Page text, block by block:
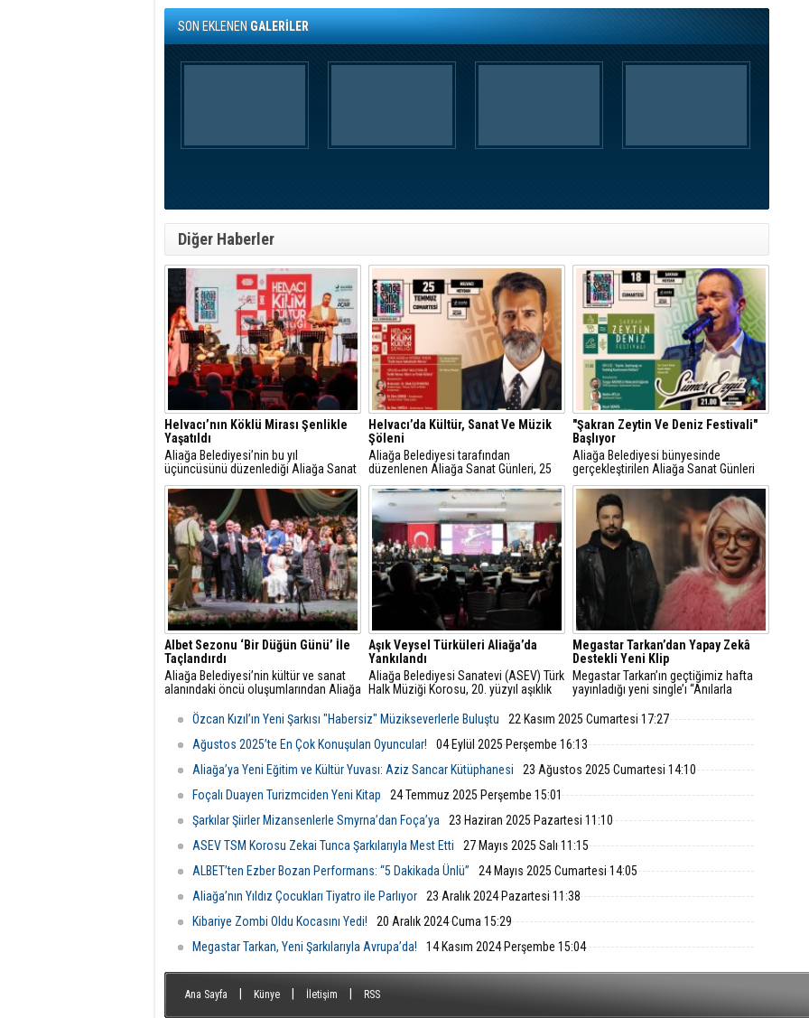
SON EKLENENGALERİLER
Diğer Haberler
Helvacı’nın Köklü Mirası Şenlikle
Yaşatıldı
Aliağa Belediyesi’nin bu yıl
üçüncüsünü düzenlediği Aliağa Sanat
Günleri, Helvacı Kilim ve Kültür Şenliği
ile Helvacı’da renkli bir güne sahne
oldu.
Helvacı’da Kültür, Sanat Ve Müzik
Şöleni
Aliağa Belediyesi tarafından
düzenlenen Aliağa Sanat Günleri, 25
Temmuz Cumartesi günü Helvacı’da
birbirinden renkli etkinliklerle devam
edecek.
"Şakran Zeytin Ve Deniz Festivali"
Başlıyor
Aliağa Belediyesi bünyesinde
gerçekleştirilen Aliağa Sanat Günleri
kapsamında düzenlenen "Şakran
Zeytin ve Deniz Festivali", 18 Temmuz
Cumartesi günü gastronomi, söyleşi,
deniz gösterileri ve konserleri içeren
zengin bir programla vatandaşlarla
buluşuyor.
Albet Sezonu ‘Bir Düğün Günü’ İle
Taçlandırdı
Aliağa Belediyesi’nin kültür ve sanat
alanındaki öncü oluşumlarından Aliağa
Belediyesi Sanatevi (ASEV) yıl sonu
etkinlikleri kapsamında sahnelediği “Bir
Düğün Günü” adlı oyunla
yaşattı
Aşık Veysel Türküleri Aliağa’da
Yankılandı
Aliağa Belediyesi Sanatevi (ASEV) Türk
Halk Müziği Korosu, 20. yüzyıl aşıklık
türküleri, şiirleri ve yaşam öyküsünün
sahneye taşındığı anlatımlı bir konserle
sanatseverlerle buluştu.
Megastar Tarkan’dan Yapay Zekâ
Destekli Yeni Klip
Megastar Tarkan’ın geçtiğimiz hafta
yayınladığı yeni single’ı “Anılarla
hazırlanan özel klibiyle YouTube’da
Özcan Kızıl’ın Yeni Şarkısı "Habersiz" Müzikseverlerle Buluştu
22 Kasım 2025 Cumartesi 17:27
Ağustos 2025’te En Çok Konuşulan Oyuncular!
04 Eylül 2025 Perşembe 16:13
Aliağa’ya Yeni Eğitim ve Kültür Yuvası: Aziz Sancar Kütüphanesi
23 Ağustos 2025 Cumartesi 14:10
Foçalı Duayen Turizmciden Yeni Kitap
24 Temmuz 2025 Perşembe 15:01
Şarkılar Şiirler Mizansenlerle Smyrna’dan Foça’ya
23 Haziran 2025 Pazartesi 11:10
ASEV TSM Korosu Zekai Tunca Şarkılarıyla Mest Etti
27 Mayıs 2025 Salı 11:15
ALBET’ten Ezber Bozan Performans: “5 Dakikada Ünlü”
24 Mayıs 2025 Cumartesi 14:05
Aliağa’nın Yıldız Çocukları Tiyatro ile Parlıyor
23 Aralık 2024 Pazartesi 11:38
Kibariye Zombi Oldu Kocasını Yedi!
20 Aralık 2024 Cuma 15:29
Megastar Tarkan, Yeni Şarkılarıyla Avrupa’da!
14 Kasım 2024 Perşembe 15:04
Ana Sayfa Künye İletişim RSS